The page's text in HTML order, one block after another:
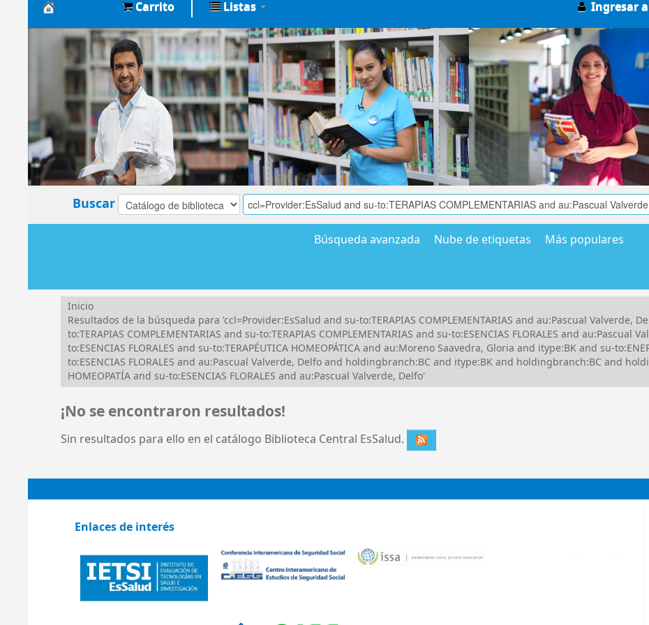
Biblioteca
Central
EsSalud
Carrito Listas Ingresar
Buscar
Búsqueda avanzada Nube de etiquetas Más populares
Inicio
Resultados de la búsqueda para 'ccl=Provider:EsSalud and su-to:TERAPIAS COMPLEMENTARIAS and au:Pascual Valverde,
to:TERAPIAS COMPLEMENTARIAS and su-to:TERAPIAS COMPLEMENTARIAS and su-to:ESENCIAS FLORALES and
to:ESENCIAS FLORALES and su-to:TERAPÉUTICA HOMEOPÁTICA and au:Moreno Saavedra, Gloria and itype:BK and su-
to:ESENCIAS FLORALES and au:Pascual Valverde, Delfo and holdingbranch:BC and itype:BK and holdingbranch:BC and
HOMEOPATÍA and su-to:ESENCIAS FLORALES and au:Pascual Valverde, Delfo'
¡No se encontraron resultados!
Sin resultados para ello en el catálogo Biblioteca Central EsSalud.
Enlaces de interés